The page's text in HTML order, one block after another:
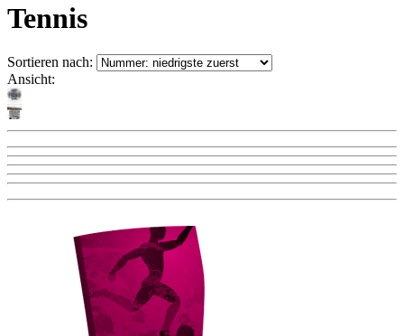
Tennis
Sortieren nach:
Ansicht: